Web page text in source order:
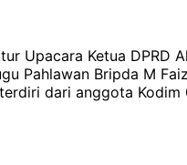
Upacara Ketua DPRD
Pahlawan Bripda M
dari anggota